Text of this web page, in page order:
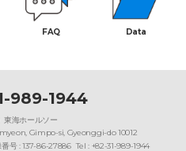
FAQ Data
989-1944
東海ホールソー
Gimpo-si, Gyeonggi-do 10012
号 : 137-86-27886 Tel : +82-31-989-1944